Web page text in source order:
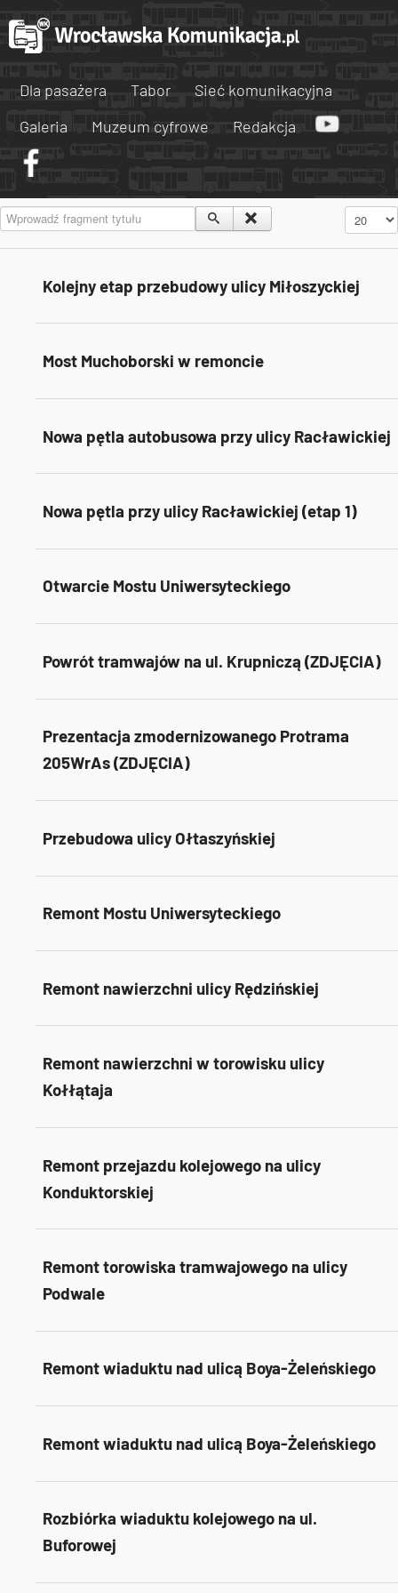
Dla pasażera Tabor
Sieć komunikacyjna
Galeria
Muzeum cyfrowe Redakcja
Wprowadź fragment tytułu Pokaż #
Kolejny etap przebudowy ulicy Miłoszyckiej
Most Muchoborski w remoncie
Nowa pętla autobusowa przy ulicy Racławickiej
Nowa pętla przy ulicy Racławickiej (etap 1)
Otwarcie Mostu Uniwersyteckiego
Powrót tramwajów na ul. Krupniczą (ZDJĘCIA)
Prezentacja zmodernizowanego Protrama
205WrAs (ZDJĘCIA)
Przebudowa ulicy Ołtaszyńskiej
Remont Mostu Uniwersyteckiego
Remont nawierzchni ulicy Rędzińskiej
Remont nawierzchni w torowisku ulicy
Kołłątaja
Remont przejazdu kolejowego na ulicy
Konduktorskiej
Remont torowiska tramwajowego na ulicy
Podwale
Remont wiaduktu nad ulicą Boya-Żeleńskiego
Remont wiaduktu nad ulicą Boya-Żeleńskiego
Rozbiórka wiaduktu kolejowego na ul.
Buforowej